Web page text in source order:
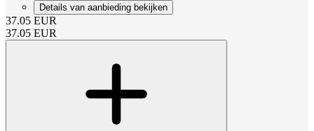
Details van aanbieding bekijken
37.05 EUR
37.05 EUR